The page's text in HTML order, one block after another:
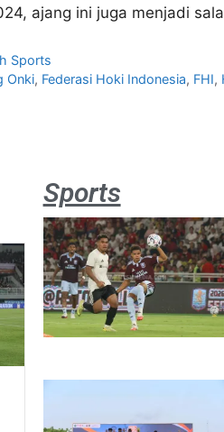
ajang ini juga menjadi
Sports
Onki, Federasi Hoki Indonesia, FHI,
Sports